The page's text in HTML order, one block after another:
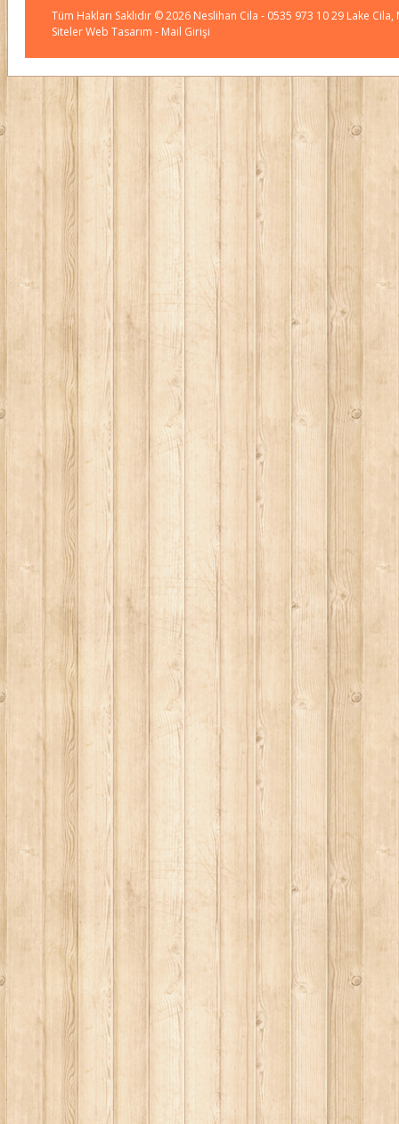
Tüm Hakları Saklıdır © 2026 Neslihan Cila - 0535 973 10 29 Lake
Siteler Web Tasarım - Mail Girişi